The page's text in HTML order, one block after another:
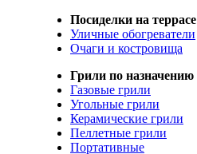
Посиделки на террасе
Уличные обогреватели
Очаги и костровища
Грили по назначению
Газовые грили
Угольные грили
Керамические грили
Пеллетные грили
Портативные